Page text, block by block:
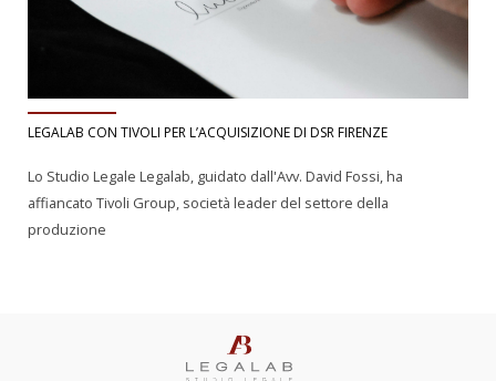
LEGALAB CON TIVOLI PER L’ACQUISIZIONE DI DSR FIRENZE
Lo Studio Legale Legalab, guidato dall'Avv. David Fossi, ha
affiancato Tivoli Group, società leader del settore della
produzione